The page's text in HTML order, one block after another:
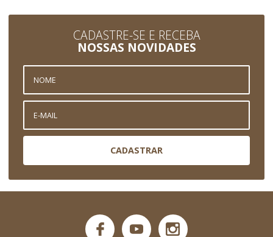
CADASTRE-SE E RECEBA
NOSSAS NOVIDADES
CADASTRAR